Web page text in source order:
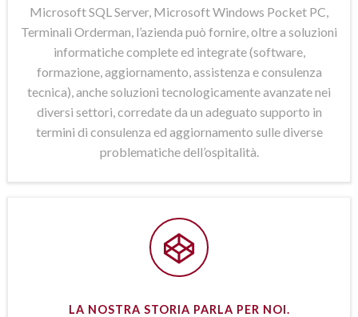
Microsoft SQL Server, Microsoft Windows Pocket PC,
Terminali Orderman, l’azienda può fornire, oltre a soluzioni
informatiche complete ed integrate (software,
formazione, aggiornamento, assistenza e consulenza
tecnica), anche soluzioni tecnologicamente avanzate nei
diversi settori, corredate da un adeguato supporto in
termini di consulenza ed aggiornamento sulle diverse
problematiche dell’ospitalità.
LA NOSTRA STORIA PARLA PER NOI.